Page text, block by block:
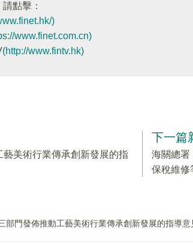
點擊：
)
www.finet.com.cn)
(http://www.fintv.hk)
藝美術行業傳承創新發展的指
下一篇
海關總署
保稅維修
部門發佈推動工藝美術行業傳承創新發展的指導意